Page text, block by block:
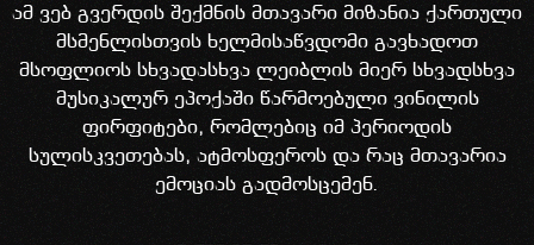
ამ ვებ გვერდის შექმნის მთავარი მიზანია ქართული
მსმენლისთვის ხელმისაწვდომი გავხადოთ
მსოფლიოს სხვადასხვა ლეიბლის მიერ სხვადსხვა
მუსიკალურ ეპოქაში წარმოებული ვინილის
ფირფიტები, რომლებიც იმ პერიოდის
სულისკვეთებას, ატმოსფეროს და რაც მთავარია
ემოციას გადმოსცემენ.